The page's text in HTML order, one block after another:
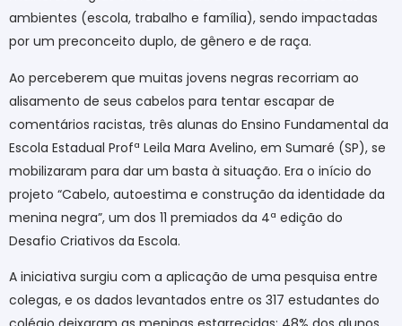
ambientes (escola, trabalho e família), sendo impactadas
por um preconceito duplo, de gênero e de raça.
Ao perceberem que muitas jovens negras recorriam ao
alisamento de seus cabelos para tentar escapar de
comentários racistas, três alunas do Ensino Fundamental da
Escola Estadual Profª Leila Mara Avelino, em Sumaré (SP), se
mobilizaram para dar um basta à situação. Era o início do
projeto “Cabelo, autoestima e construção da identidade da
menina negra”, um dos 11 premiados da 4ª edição do
Desafio Criativos da Escola.
A iniciativa surgiu com a aplicação de uma pesquisa entre
colegas, e os dados levantados entre os 317 estudantes do